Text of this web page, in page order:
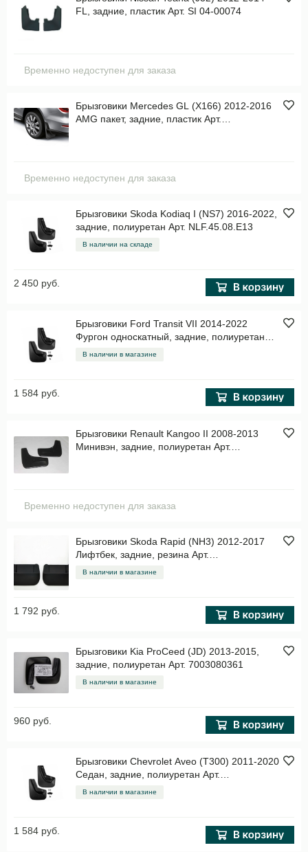
FL, задние, пластик Арт. SI 04-00074
Временно недоступен для заказа
Брызговики Mercedes GL (X166) 2012-2016
AMG пакет, задние, пластик Арт.
Временно недоступен для заказа
Брызговики Skoda Kodiaq I (NS7) 2016-2022,
задние, полиуретан Арт. NLF.45.08.E13
В наличии на складе
2 450 руб.
Брызговики Ford Transit VII 2014-2022
Фургон односкатный, задние, полиуретан
Арт. NLF.16.60.E18
В наличии в магазине
1 584 руб.
Брызговики Renault Kangoo II 2008-2013
Минивэн, задние, полиуретан Арт.
Временно недоступен для заказа
Брызговики Skoda Rapid (NH3) 2012-2017
Лифтбек, задние, резина Арт.
BR.Z.SK.RAP.12G.06008
В наличии в магазине
1 792 руб.
Брызговики Kia ProCeed (JD) 2013-2015,
задние, полиуретан Арт. 7003080361
В наличии в магазине
960 руб.
Брызговики Chevrolet Aveo (T300) 2011-2020
Седан, задние, полиуретан Арт.
NLF.08.17.E10
В наличии в магазине
1 584 руб.